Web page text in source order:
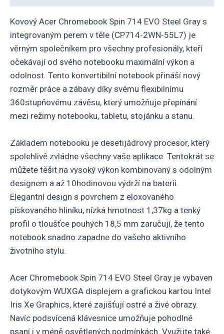
Kovový Acer Chromebook Spin 714 EVO Steel Gray s
integrovaným perem v těle (CP714-2WN-55L7) je
věrným společníkem pro všechny profesionály, kteří
očekávají od svého notebooku maximální výkon a
odolnost. Tento konvertibilní notebook přináší nový
rozměr práce a zábavy díky svému flexibilnímu
360stupňovému závěsu, který umožňuje přepínání
mezi režimy notebooku, tabletu, stojánku a stanu.
Základem notebooku je desetijádrový procesor, který
spolehlivě zvládne všechny vaše aplikace. Tentokrát se
můžete těšit na vysoký výkon kombinovaný s odolným
designem a až 10hodinovou výdrží na baterii.
Elegantní design s povrchem z eloxovaného
pískovaného hliníku, nízká hmotnost 1,37kg a tenký
profil o tloušťce pouhých 18,5 mm zaručují, že tento
notebook snadno zapadne do vašeho aktivního
životního stylu.
Acer Chromebook Spin 714 EVO Steel Gray je vybaven
dotykovým WUXGA displejem a grafickou kartou Intel
Iris Xe Graphics, které zajišťují ostré a živé obrazy.
Navíc podsvícená klávesnice umožňuje pohodlné
psaní i v méně osvětlených podmínkách. Využijte také